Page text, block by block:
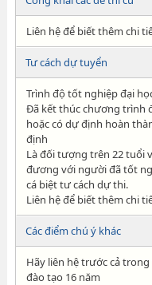
Liên hệ để biết thêm chi
Tư cách dự tuyển
Trình độ tốt nghiệp đại
Đã kết thúc chương trình
hoặc có dự định hoàn
định
Là đối tượng trên 22 tuổi
đương với người đã tốt
cá biệt tư cách dự thi.
Liên hệ để biết thêm chi
Các điểm chú ý khác
Hãy liên hệ trước cả
đào tạo 16 năm